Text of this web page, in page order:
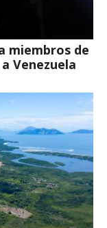
miembros de
Venezuela